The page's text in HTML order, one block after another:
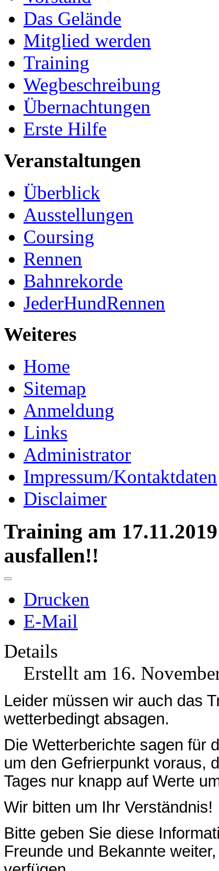
Das Gelände
Mitglied werden
Training
Wegbeschreibung
Übernachtungen
Erste Hilfe
Veranstaltungen
Überblick
Ausstellungen
Coursing
Rennen
Bahnrekorde
JederHundRennen
Weiteres
Home
Sitemap
Anmeldung
Links
Administrator
Impressum/Kontaktdaten
Disclaimer
Training am
ausfallen!!
Drucken
E-Mail
Details
Erstellt am 16.
Leider müssen wir auch das
wetterbedingt absagen.
Die Wetterberichte sagen für
um den Gefrierpunkt voraus,
Tages nur knapp auf Werte
Wir bitten um Ihr Verständnis!
Bitte geben Sie diese
Freunde und Bekannte